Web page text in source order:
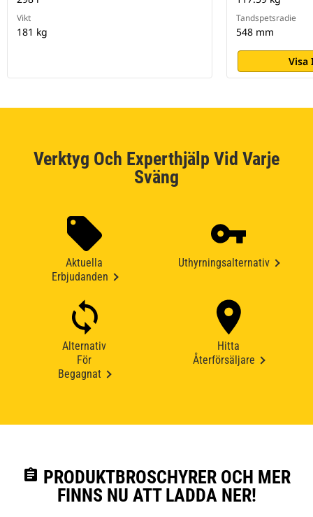
Vikt
181 kg
Tandspetsradie
548 mm
Visa
Verktyg Och Experthjälp Vid Varje
Sväng
Aktuella
Erbjudanden
Uthyrningsalternativ
Alternativ
För
Begagnat
Hitta
Återförsäljare
assignment PRODUKTBROSCHYRER OCH MER
FINNS NU ATT LADDA NER!